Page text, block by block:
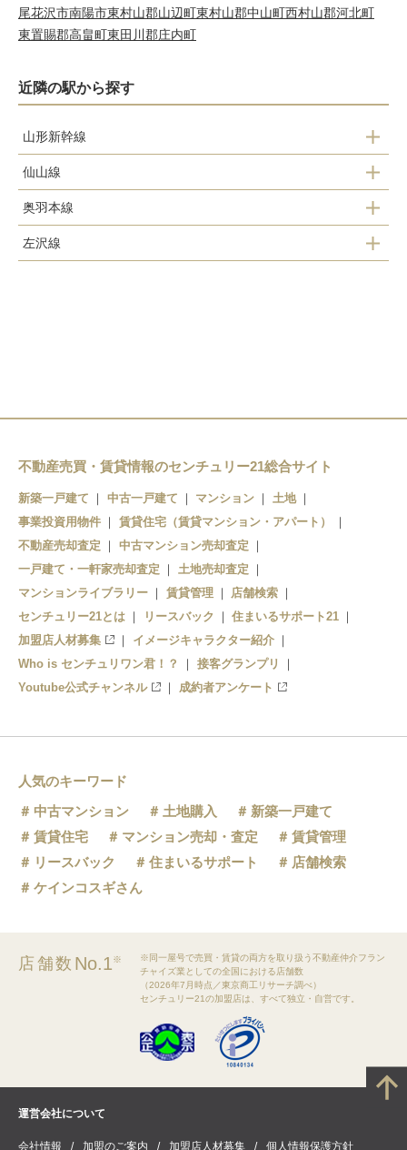
尾花沢市南陽市東村山郡山辺町東村山郡中山町西村山郡河北町
東置賜郡高畠町東田川郡庄内町
近隣の駅から探す
山形新幹線
山形駅
仙山線
面白山高原駅
山寺駅
奥羽本線
蔵王駅
左沢線
不動産売買・賃貸情報のセンチュリー21総合サイト
新築一戸建て 中古一戸建て マンション
土地
事業投資用物件
賃貸住宅（賃貸マンション・アパート）
不動産売却査定
中古マンション売却査定
一戸建て・一軒家売却査定
土地売却査定
マンションライブラリー
賃貸管理
店舗検索
センチュリー21とは
リースバック
住まいるサポート21
加盟店人材募集
イメージキャラクター紹介
Who is センチュリワン君！？
接客グランプリ
Youtube公式チャンネル
成約者アンケート
人気のキーワード
中古マンション
土地購入
新築一戸建て
賃貸住宅
マンション売却・査定
賃貸管理
リースバック
住まいるサポート
店舗検索
ケインコスギさん
店舗数 No.1※
※同一屋号で売買・賃貸の両方を取り扱う不動産仲介フラン
チャイズ業としての全国における店舗数
（2026年7月時点／東京商工リサーチ調べ）
センチュリー21の加盟店は、すべて独立・自営です。
運営会社について
会社情報 加盟のご案内 加盟店人材募集 個人情報保護方針